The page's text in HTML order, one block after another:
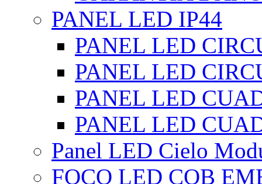
PANEL LED IP44
PANEL LED
PANEL LED
PANEL LED
PANEL LED
Panel LED Cielo
FOCO LED COB